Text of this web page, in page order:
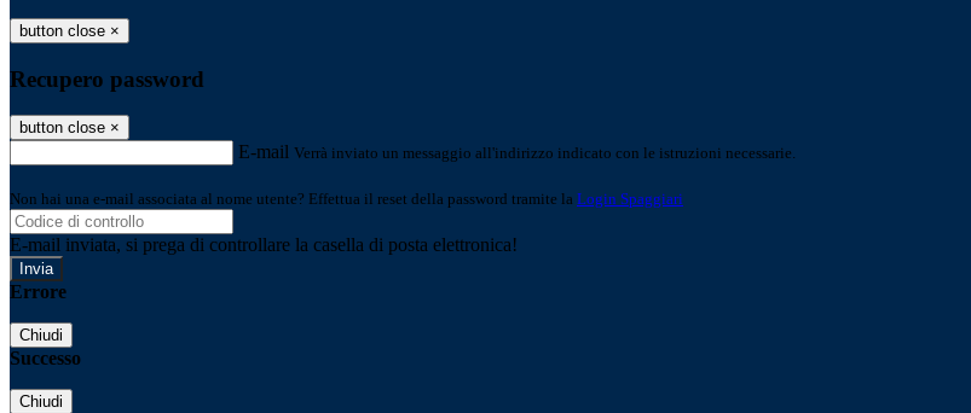
button close ×
Recupero password
button close ×
E-mail Verrà inviato un messaggio all'indirizzo indicato con le istruzioni necessarie.
Non hai una e-mail associata al nome utente? Effettua il reset della password tramite la Login Spaggiari
E-mail inviata, si prega di controllare la casella di posta elettronica!
Errore
Chiudi
Successo
Chiudi